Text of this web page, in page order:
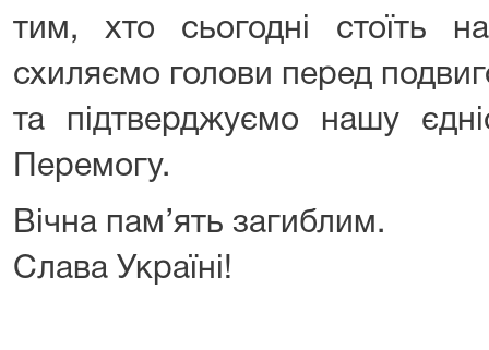
тим, хто сьогодні стоїть
схиляємо голови перед
та підтверджуємо нашу
Перемогу.
Вічна пам’ять загиблим.
Слава Україні!